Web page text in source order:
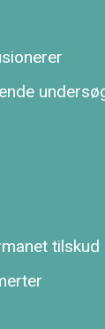
tilskud